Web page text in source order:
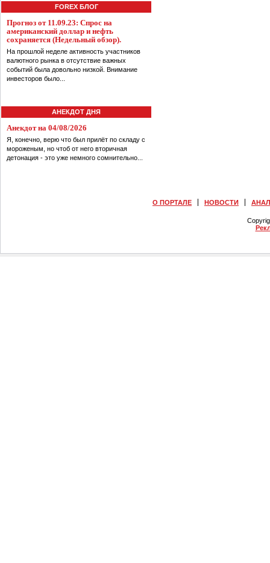
FOREX БЛОГ
Прогноз от 11.09.23: Спрос на
американский доллар и нефть
сохраняется (Недельный обзор).
На прошлой неделе активность участников
валютного рынка в отсутствие важных
событий была довольно низкой. Внимание
инвесторов было...
АНЕКДОТ ДНЯ
Анекдот на 04/08/2026
Я, конечно, верю что был прилёт по складу с
мороженым, но чтоб от него вторичная
детонация - это уже немного сомнительно...
О ПОРТАЛЕ НОВОСТИ